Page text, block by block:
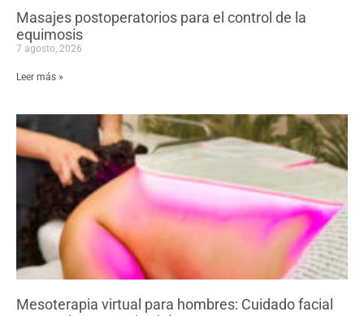
Masajes postoperatorios para el control de la
equimosis
7 agosto, 2026
Leer más »
Mesoterapia virtual para hombres: Cuidado facial